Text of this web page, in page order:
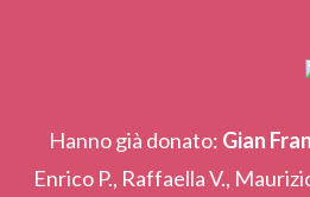
Hanno già donato: Gian
Enrico P., Raffaella V.,